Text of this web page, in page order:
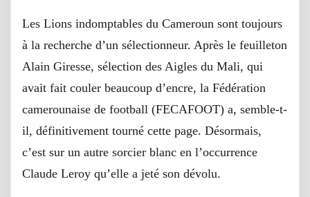
Les Lions indomptables du Cameroun sont toujours
à la recherche d’un sélectionneur. Après le feuilleton
Alain Giresse, sélection des Aigles du Mali, qui
avait fait couler beaucoup d’encre, la Fédération
camerounaise de football (FECAFOOT) a, semble-t-
il, définitivement tourné cette page. Désormais,
c’est sur un autre sorcier blanc en l’occurrence
Claude Leroy qu’elle a jeté son dévolu.